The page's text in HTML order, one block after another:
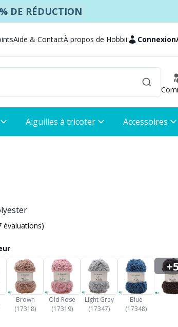
DE RÉDUCTION
Aide & ContactÀ propos de Hobbii Connexion
Aiguilles à tricoter Accessoires
évaluations)
Brown
(17318)
Old Rose
(17319)
Light Grey
(17347)
Blue
(17348)